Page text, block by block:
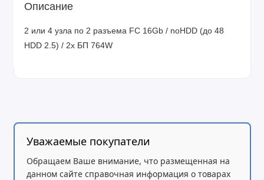
Описание
2 или 4 узла по 2 разъема FC 16Gb / noHDD (до 48
HDD 2.5) / 2x БП 764W
Уважаемые покупатели
Обращаем Ваше внимание, что размещенная на
данном сайте справочная информация о товарах